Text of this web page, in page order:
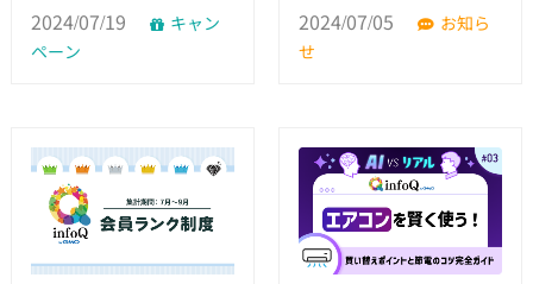
2024/07/19
キャン
ペーン
2024/07/05
お知ら
せ